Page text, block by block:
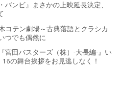
ンビ』まさかの上映延長決定、
コテン劇場～古典落語とクラシカ
つでも偶然に
宮田バスターズ（株）-大長編-』い
の舞台挨拶をお見逃しなく！